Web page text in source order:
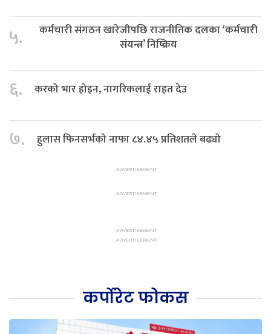
५.
कर्मचारी संगठन खारेजीपछि राजनीतिक दलका ‘कर्मचारी
संयन्त्र’ निष्क्रिय
६. करको भार होइन, नागरिकलाई राहत देउ
७. हुलास फिनसर्भको नाफा ८४.४५ प्रतिशतले बढ्यो
कर्पोरेट फोकस